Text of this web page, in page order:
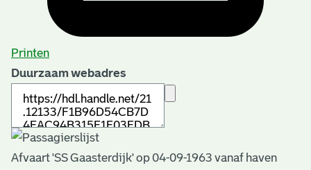
Printen
Duurzaam webadres
Afvaart 'SS Gaasterdijk' op 04-09-1963 vanaf haven